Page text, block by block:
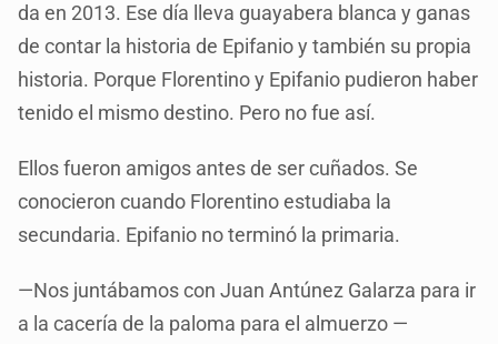
da en 2013. Ese día lleva guayabera blanca y ganas
de contar la historia de Epifanio y también su propia
historia. Porque Florentino y Epifanio pudieron haber
tenido el mismo destino. Pero no fue así.
Ellos fueron amigos antes de ser cuñados. Se
conocieron cuando Florentino estudiaba la
secundaria. Epifanio no terminó la primaria.
—Nos juntábamos con Juan Antúnez Galarza para ir
a la cacería de la paloma para el almuerzo —